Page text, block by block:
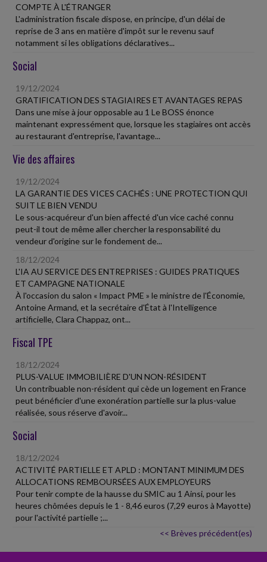
COMPTE À L'ÉTRANGER
L'administration fiscale dispose, en principe, d'un délai de
reprise de 3 ans en matière d'impôt sur le revenu sauf
notamment si les obligations déclaratives...
Social
19/12/2024
GRATIFICATION DES STAGIAIRES ET AVANTAGES REPAS
Dans une mise à jour opposable au 1 Le BOSS énonce
maintenant expressément que, lorsque les stagiaires ont accès
au restaurant d'entreprise, l'avantage...
Vie des affaires
19/12/2024
LA GARANTIE DES VICES CACHÉS : UNE PROTECTION QUI
SUIT LE BIEN VENDU
Le sous-acquéreur d'un bien affecté d'un vice caché connu
peut-il tout de même aller chercher la responsabilité du
vendeur d'origine sur le fondement de...
18/12/2024
L'IA AU SERVICE DES ENTREPRISES : GUIDES PRATIQUES
ET CAMPAGNE NATIONALE
À l'occasion du salon « Impact PME » le ministre de l'Économie,
Antoine Armand, et la secrétaire d'État à l'Intelligence
artificielle, Clara Chappaz, ont...
Fiscal TPE
18/12/2024
PLUS-VALUE IMMOBILIÈRE D'UN NON-RÉSIDENT
Un contribuable non-résident qui cède un logement en France
peut bénéficier d'une exonération partielle sur la plus-value
réalisée, sous réserve d'avoir...
Social
18/12/2024
ACTIVITÉ PARTIELLE ET APLD : MONTANT MINIMUM DES
ALLOCATIONS REMBOURSÉES AUX EMPLOYEURS
Pour tenir compte de la hausse du SMIC au 1 Ainsi, pour les
heures chômées depuis le 1 - 8,46 euros (7,29 euros à Mayotte)
pour l'activité partielle ;...
<< Brèves précédent(es)